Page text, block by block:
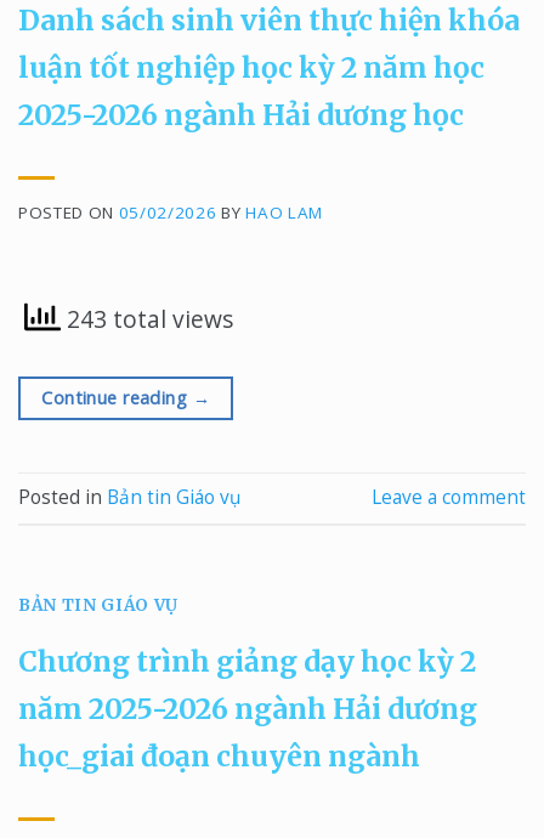
Danh sách sinh viên thực hiện khóa
luận tốt nghiệp học kỳ 2 năm học
2025-2026 ngành Hải dương học
POSTED ON 05/02/2026 BYHAO LAM
243 total views
Continue reading →
Posted in Bản tin Giáo vụ Leave a comment
BẢN TIN GIÁO VỤ
Chương trình giảng dạy học kỳ 2
năm 2025-2026 ngành Hải dương
học_giai đoạn chuyên ngành